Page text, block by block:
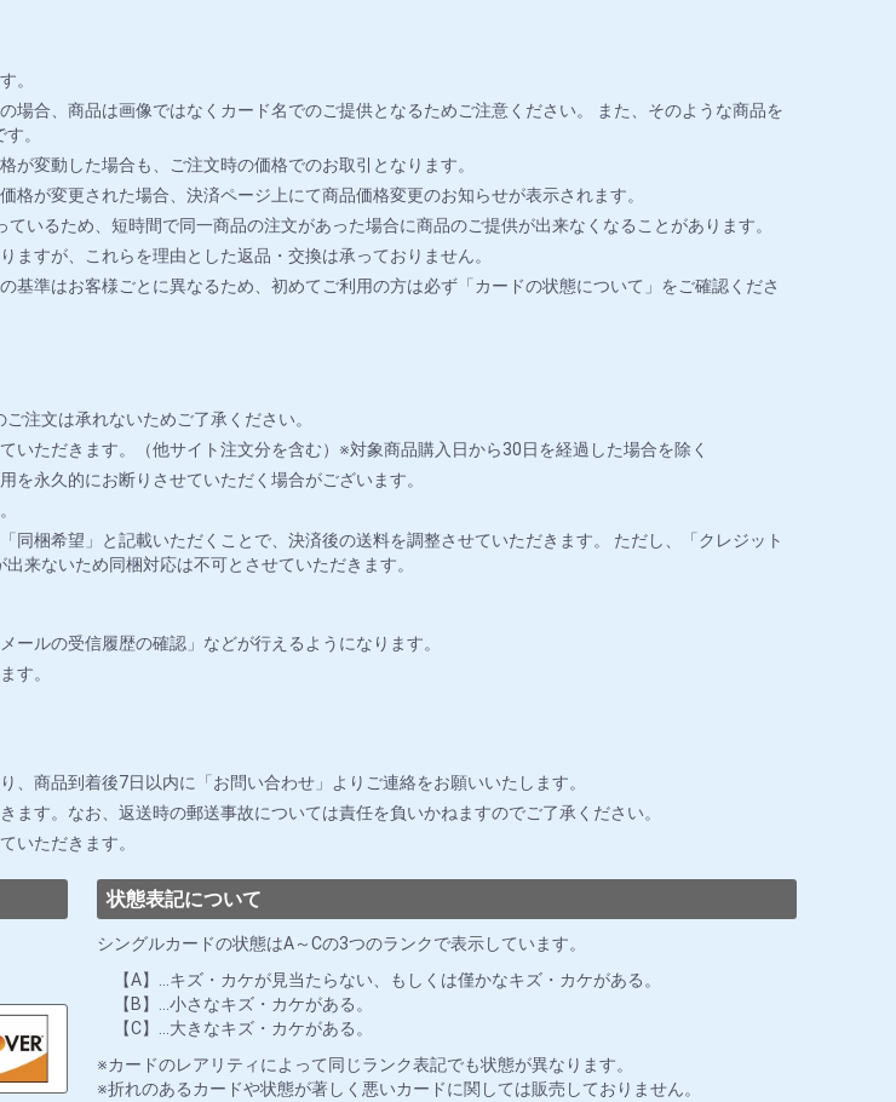
。
合、商品は画像ではなくカード名でのご提供となるためご注意ください。 また、そのような商品を
。
変動した場合も、ご注文時の価格でのお取引となります。
が変更された場合、決済ページ上にて商品価格変更のお知らせが表示されます。
いるため、短時間で同一商品の注文があった場合に商品のご提供が出来なくなることがあります。
すが、これらを理由とした返品・交換は承っておりません。
準はお客様ごとに異なるため、初めてご利用の方は必ず「カードの状態について」をご確認くださ
注文は承れないためご了承ください。
ただきます。（他サイト注文分を含む）※対象商品購入日から30日を経過した場合を除く
永久的にお断りさせていただく場合がございます。
梱希望」と記載いただくことで、決済後の送料を調整させていただきます。 ただし、「クレジット
来ないため同梱対応は不可とさせていただきます。
ルの受信履歴の確認」などが行えるようになります。
す。
商品到着後7日以内に「お問い合わせ」よりご連絡をお願いいたします。
す。なお、返送時の郵送事故については責任を負いかねますのでご了承ください。
いただきます。
状態表記について
シングルカードの状態はA～Cの3つのランクで表示しています。
【A】…キズ・カケが見当たらない、もしくは僅かなキズ・カケがある。
【B】…小さなキズ・カケがある。
【C】…大きなキズ・カケがある。
カードのレアリティによって同じランク表記でも状態が異なります。
折れのあるカードや状態が著しく悪いカードに関しては販売しておりません。